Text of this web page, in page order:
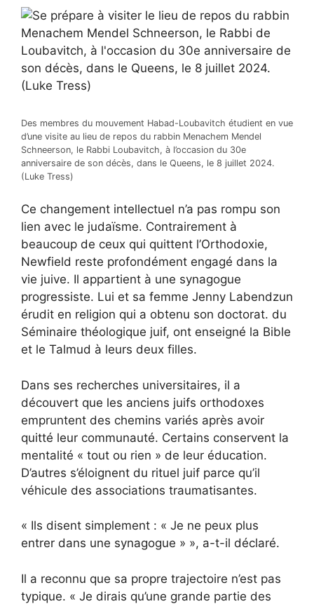
Des membres du mouvement Habad-Loubavitch étudient en vue
d’une visite au lieu de repos du rabbin Menachem Mendel
Schneerson, le Rabbi Loubavitch, à l’occasion du 30e
anniversaire de son décès, dans le Queens, le 8 juillet 2024.
(Luke Tress)
Ce changement intellectuel n’a pas rompu son
lien avec le judaïsme. Contrairement à
beaucoup de ceux qui quittent l’Orthodoxie,
Newfield reste profondément engagé dans la
vie juive. Il appartient à une synagogue
progressiste. Lui et sa femme Jenny Labendzun
érudit en religion qui a obtenu son doctorat. du
Séminaire théologique juif, ont enseigné la Bible
et le Talmud à leurs deux filles.
Dans ses recherches universitaires, il a
découvert que les anciens juifs orthodoxes
empruntent des chemins variés après avoir
quitté leur communauté. Certains conservent la
mentalité « tout ou rien » de leur éducation.
D’autres s’éloignent du rituel juif parce qu’il
véhicule des associations traumatisantes.
« Ils disent simplement : « Je ne peux plus
entrer dans une synagogue » », a-t-il déclaré.
Il a reconnu que sa propre trajectoire n’est pas
typique. « Je dirais qu’une grande partie des